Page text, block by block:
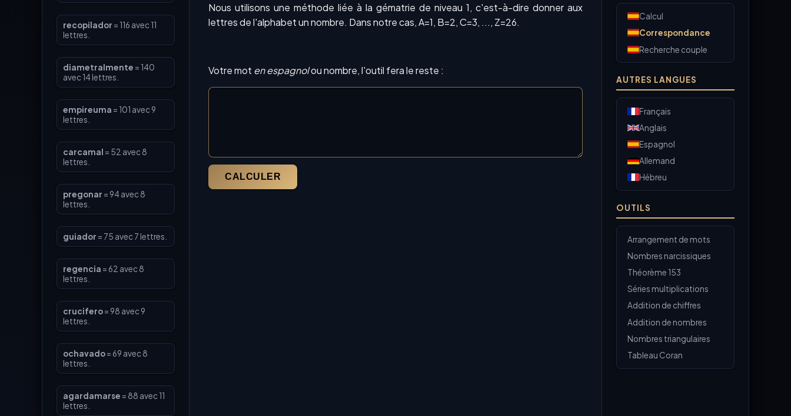
recopilador = 116 avec 11
lettres.
diametralmente = 140
avec 14 lettres.
empireuma = 101 avec 9
lettres.
carcamal = 52 avec 8
lettres.
pregonar = 94 avec 8
lettres.
guiador = 75 avec 7 lettres.
regencia = 62 avec 8
lettres.
crucifero= 98 avec 9
lettres.
ochavado= 69 avec 8
lettres.
agardamarse = 88 avec 11
lettres.
Calcul
Correspondance
Recherche couple
AUTRES LANGUES
Français
Anglais
Espagnol
Allemand
Hébreu
OUTILS
Arrangement de mots
Nombres narcissiques
Théorème 153
Séries multiplications
Addition de chiffres
Addition de nombres
Nombres triangulaires
Tableau Coran
Nous utilisons une méthode liée à la gématrie de niveau 1, c'est-à-dire donner aux
lettres de l'alphabet un nombre. Dans notre cas, A=1, B=2, C=3, ..., Z=26.
Votre mot en espagnolou nombre, l'outil fera le reste :